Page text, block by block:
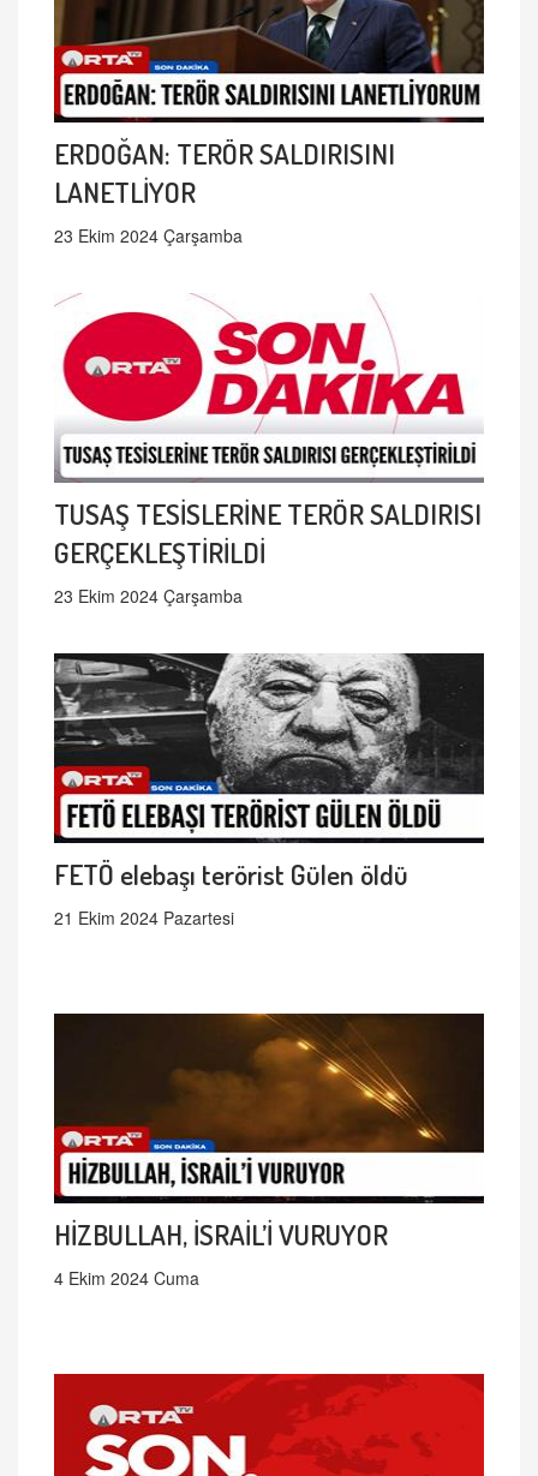
ERDOĞAN: TERÖR SALDIRISINI
LANETLİYOR
23 Ekim 2024 Çarşamba
TUSAŞ TESİSLERİNE TERÖR SALDIRISI
GERÇEKLEŞTİRİLDİ
23 Ekim 2024 Çarşamba
FETÖ elebaşı terörist Gülen öldü
21 Ekim 2024 Pazartesi
HİZBULLAH, İSRAİL’İ VURUYOR
4 Ekim 2024 Cuma